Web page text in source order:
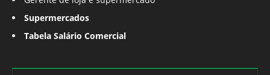
Supermercados
Tabela Salário Comercial